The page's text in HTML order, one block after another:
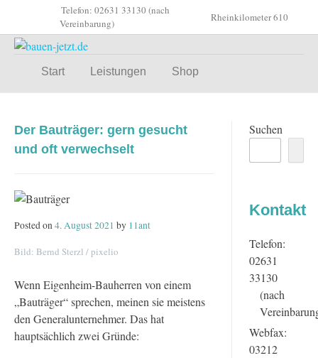
content
Telefon: 02631 33130 (nach
Vereinbarung)
Rheinkilometer 610
Start Leistungen Shop
Der Bauträger: gern gesucht
und oft verwechselt
Posted on4. August 2021 by 11ant
Bild: Bernd Sterzl / pixelio
Wenn Eigenheim-Bauherren von einem
„Bauträger“ sprechen, meinen sie meistens
den Generalunternehmer. Das hat
hauptsächlich zwei Gründe:
Suchen
Kontakt
Telefon:
02631
33130
(nach
Webfax:
03212